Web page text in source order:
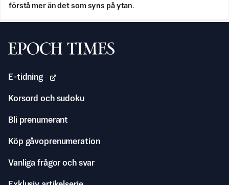
förstå mer än det som syns på ytan.
Svenska Epoch Times
E-tidning
Korsord och sudoku
Bli prenumerant
Köp gåvoprenumeration
Vanliga frågor och svar